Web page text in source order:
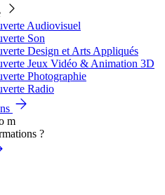
Audiovisuel
Son
Design et Arts Appliqués
Jeux Vidéo & Animation 3D
Photographie
Radio
?